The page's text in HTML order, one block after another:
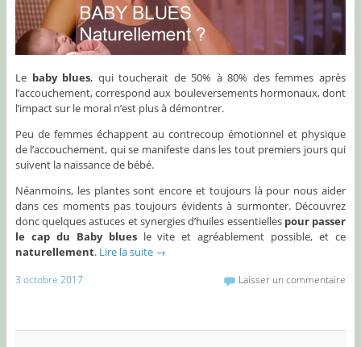
Le baby blues, qui toucherait de 50% à 80% des femmes après
l’accouchement, correspond aux bouleversements hormonaux, dont
l’impact sur le moral n’est plus à démontrer.
Peu de femmes échappent au contrecoup émotionnel et physique
de l’accouchement, qui se manifeste dans les tout premiers jours qui
suivent la naissance de bébé.
Néanmoins, les plantes sont encore et toujours là pour nous aider
dans ces moments pas toujours évidents à surmonter. Découvrez
donc quelques astuces et synergies d’huiles essentielles pour passer
le cap du Baby bluesle vite et agréablement possible, et ce
naturellement. Lire la suite →
3 octobre 2017 Laisser un commentaire